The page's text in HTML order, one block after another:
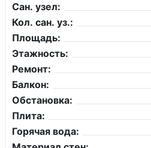
Сан. узел:
Кол. сан. уз.:
Площадь:
Этажность:
Ремонт:
Балкон:
Обстановка:
Плита:
Горячая вода: